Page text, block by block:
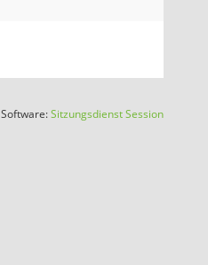
Software:SitzungsdienstSession(Wird in